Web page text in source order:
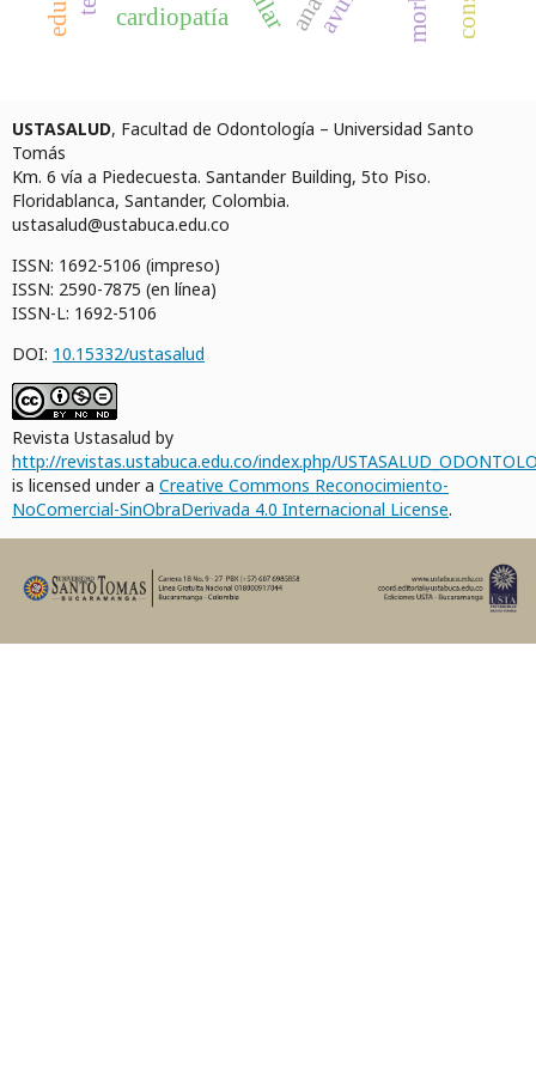
cardiopatía
USTASALUD, Facultad de Odontología – Universidad Santo
Tomás
Km. 6 vía a Piedecuesta. Santander Building, 5to Piso.
Floridablanca, Santander, Colombia.
ustasalud@ustabuca.edu.co
ISSN: 1692-5106 (impreso)
ISSN: 2590-7875 (en línea)
ISSN-L: 1692-5106
DOI: 10.15332/ustasalud
Revista Ustasalud by
http://revistas.ustabuca.edu.co/index.php/
is licensed under a Creative Commons Reconocimiento-
NoComercial-SinObraDerivada 4.0 Internacional License.